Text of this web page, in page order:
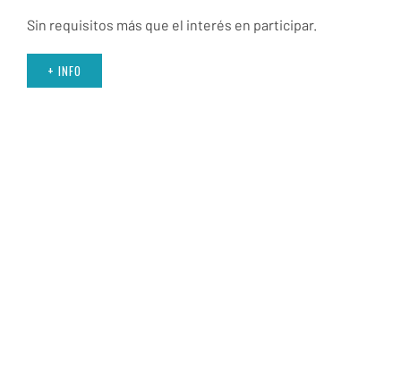
Sin requisitos más que el interés en participar.
+ INFO